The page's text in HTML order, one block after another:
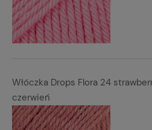
Włóczka Drops Flora 24
czerwień